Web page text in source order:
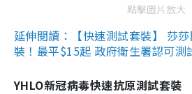
點擊圖片放大
延伸閱讀：【快速測試套裝】 莎
裝！最平$15起 政府衛生署認可測
YHLO新冠病毒快速抗原測試套裝